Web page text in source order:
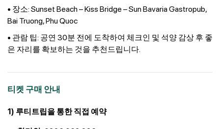
• 장소: Sunset Beach – Kiss Bridge – Sun Bavaria Gastropub,
Bai Truong, Phu Quoc
• 관람 팁: 공연 30분 전에 도착하여 체크인 및 석양 감상 후 좋
은 자리를 확보하는 것을 추천드립니다.
티켓 구매 안내
1) 루티트립을 통한 직접 예약